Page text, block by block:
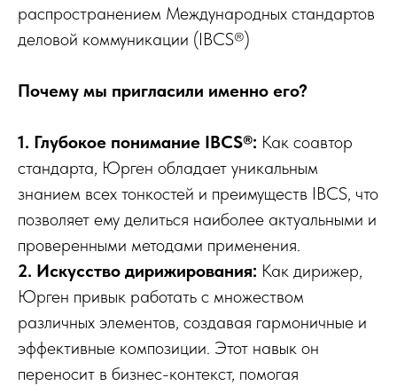
распространением Международных стандартов
деловой коммуникации (IBCS®)
Почему мы пригласили именно его?
1. Глубокое понимание IBCS®: Как соавтор
стандарта, Юрген обладает уникальным
знанием всех тонкостей и преимуществ IBCS, что
позволяет ему делиться наиболее актуальными и
проверенными методами применения.
2. Искусство дирижирования: Как дирижер,
Юрген привык работать с множеством
различных элементов, создавая гармоничные и
эффективные композиции. Этот навык он
переносит в бизнес-контекст, помогая